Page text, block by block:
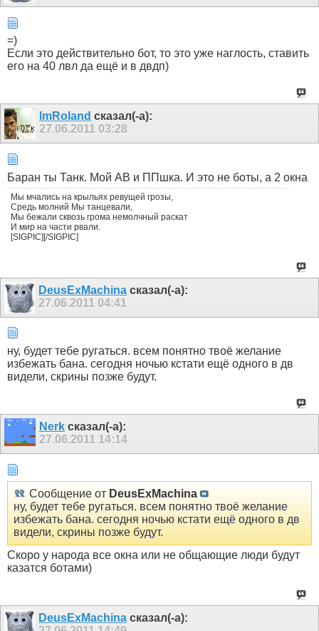
=)
Если это действительно бот, то это уже наглость, ставить
его на 40 лвл да ещё и в двдп)
lmRoland сказал(-а):
27.06.2011 03:28
Баран ты Танк. Мой АВ и ППшка. И это не боты, а 2 окна
Мы мчались на крыльях ревущей грозы,
Средь молний Мы танцевали,
Мы бежали сквозь грома немолчный раскат
И мир на части рвали.
[SIGPIC][/SIGPIC]
DeusExMachina сказал(-а):
27.06.2011 04:41
ну, будет тебе ругаться. всем понятно твоё желание
избежать бана. сегодня ночью кстати ещё одного в дв
видели, скрины позже будут.
Nerk сказал(-а):
27.06.2011 14:14
Сообщение от DeusExMachina
ну, будет тебе ругаться. всем понятно твоё желание
избежать бана. сегодня ночью кстати ещё одного в дв
видели, скрины позже будут.
Скоро у народа все окна или не общающие люди будут
казатся ботами)
DeusExMachina сказал(-а):